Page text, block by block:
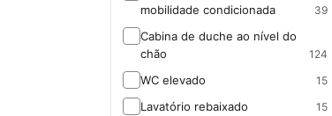
mobilidade condicionada
39
Cabina de duche ao nível do
chão
124
WC elevado 15
Lavatório rebaixado 15